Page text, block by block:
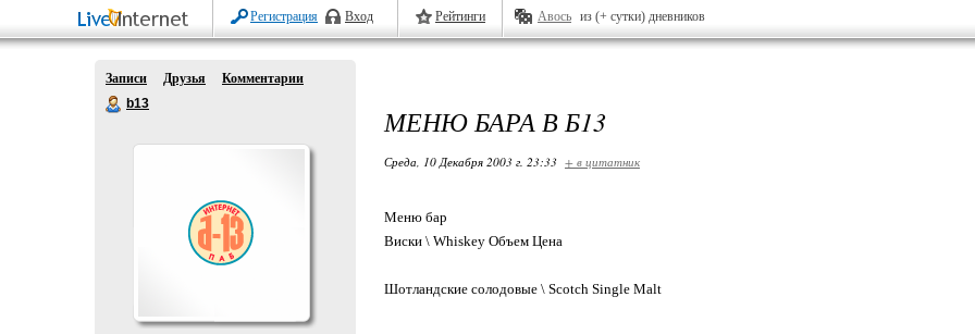
Регистрация Вход Рейтинги Авось из (+ сутки) дневников
Записи Друзья
Комментарии
b13
МЕНЮ БАРА В Б13
Среда, 10 Декабря 2003 г. 23:33 + в цитатник
Меню бар
Виски \ Whiskey Объем Цена
Шотландские солодовые \ Scotch Single Malt